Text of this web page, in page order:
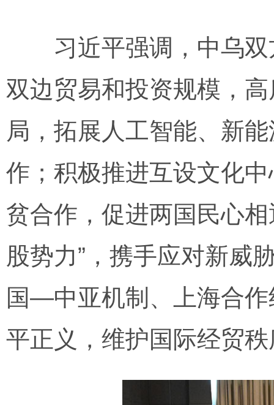
习近平强调，中乌双
双边贸易和投资规模，
局，拓展人工智能、新
作；积极推进互设文化
贫合作，促进两国民心
股势力”，携手应对新威
国—中亚机制、上海合
平正义，维护国际经贸